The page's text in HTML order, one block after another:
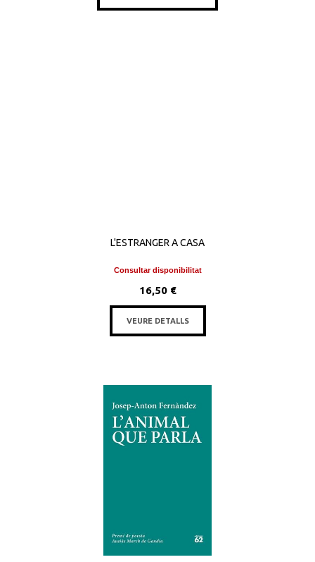
L'ESTRANGER A CASA
Consultar disponibilitat
16,50 €
VEURE DETALLS